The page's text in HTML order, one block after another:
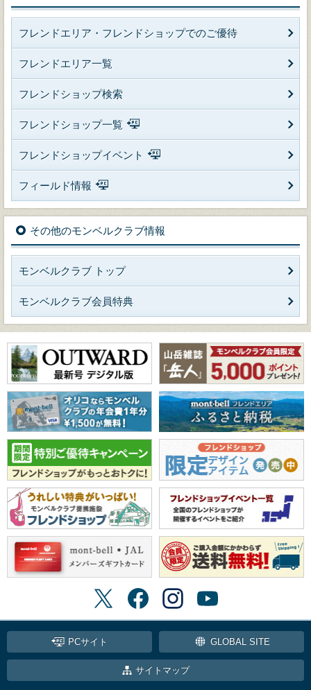
フレンドエリア・フレンドショップでのご優待
フレンドエリア一覧
フレンドショップ検索
フレンドショップ一覧
フレンドショップイベント
フィールド情報
その他のモンベルクラブ情報
モンベルクラブ トップ
モンベルクラブ会員特典
PCサイト GLOBAL SITE
サイトマップ